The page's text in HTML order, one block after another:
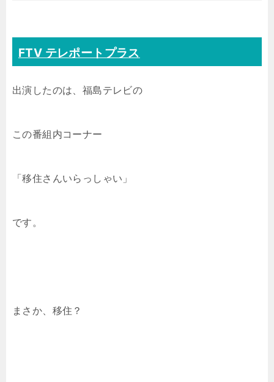
FTV テレポートプラス
出演したのは、福島テレビの
この番組内コーナー
「移住さんいらっしゃい」
です。
まさか、移住？